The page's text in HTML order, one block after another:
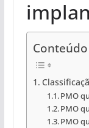
Conteúdo
PMO
PMO
PMO